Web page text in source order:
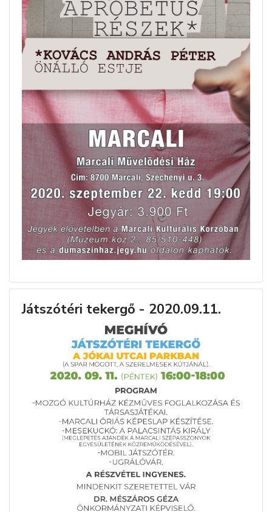
Játszótéri tekergő - 2020.09.11.